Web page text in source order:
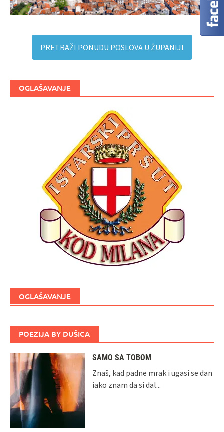
PRETRAŽI PONUDU POSLOVA U ŽUPANIJI
OGLAŠAVANJE
OGLAŠAVANJE
POEZIJA BY DUŠICA
SAMO SA TOBOM
Znaš, kad padne mrak i ugasi se dan
iako znam da si dal...